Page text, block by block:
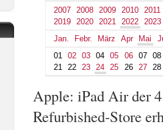
2007
2008 2009 2010
2011
2019
2020 2021 2022
2023
Jan.
Febr. März Apr Mai
01
02 03 04 05 06 07
08
21
22 23 24 25 26 27 28
Apple: iPad Air der
Refurbished-Store